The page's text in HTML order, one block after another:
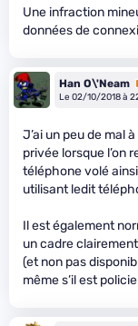
Une infraction
données de
Han O\'Neam
Le 02/10/2018 à
J’ai un peu de mal
privée lorsque l’on
téléphone volé
utilisant ledit
Il est également
un cadre
(et non pas
même s’il est